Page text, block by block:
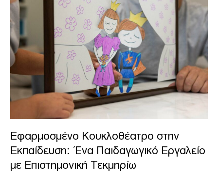
Εφαρμοσμένο Κουκλοθέατρο στην
Εκπαίδευση: Ένα Παιδαγωγικό Εργαλείο
με Επιστημονική Τεκμηρίω
Κουκλοθέατρο
Εκπαίδευση:
Ένα
Παιδαγωγικό
Εργαλείο
Επιστημονική
Τεκμηρίω